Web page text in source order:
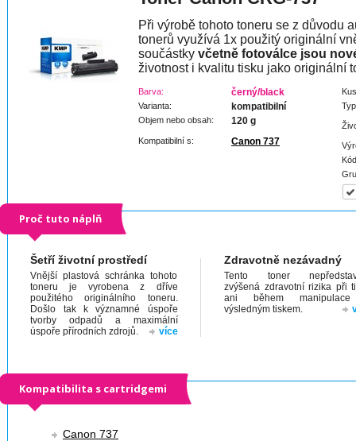
Při výrobě tohoto toneru se z důvodu
tonerů využívá 1x použitý originální
součástky včetně fotoválce jsou
životnost i kvalitu tisku jako originální
Barva: černý/black
Varianta: kompatibilní
Objem nebo obsah: 120 g
Kompatibilní s: Canon 737
Proč tuto náplň
Šetří životní prostředí
Vnější plastová schránka tohoto
toneru je vyrobena z dříve
použitého originálního toneru.
Došlo tak k významné úspoře
tvorby odpadů a maximální
úspoře přírodních zdrojů.
více
Zdravotně nezávadný
Tento toner
zvýšená zdravotní rizika při
ani během
výsledným tiskem.
Kompatibilita s cartridgemi
Canon 737